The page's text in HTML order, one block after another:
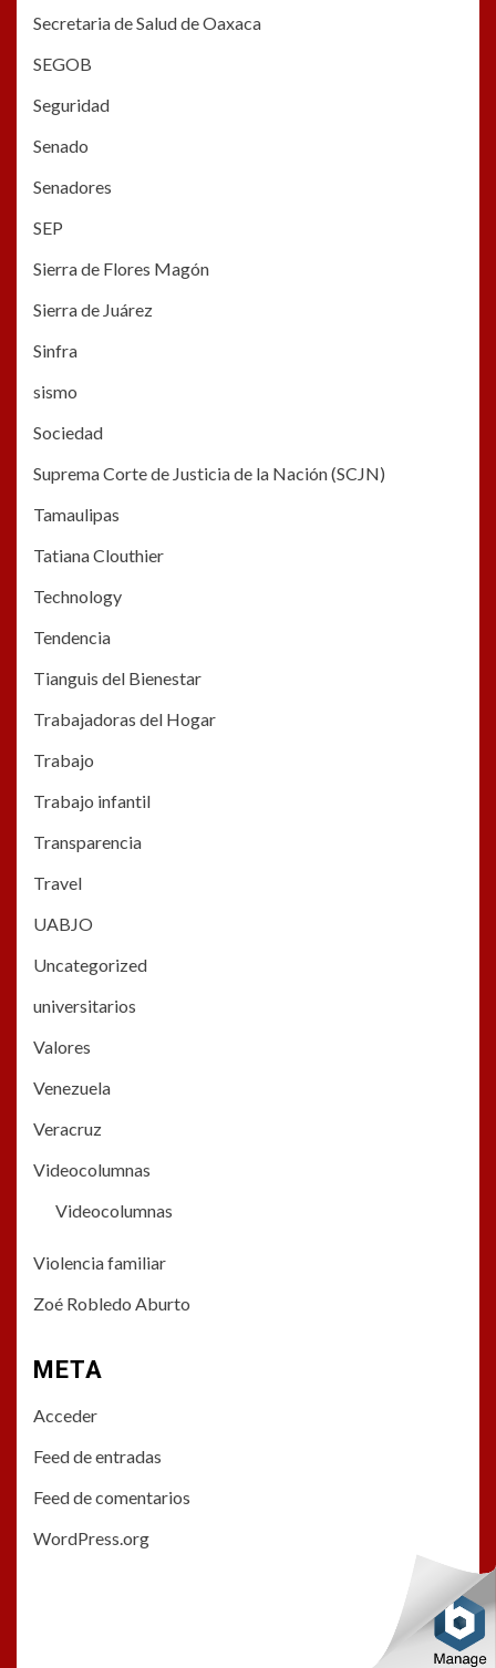
Secretaria de Salud de Oaxaca
SEGOB
Seguridad
Senado
Senadores
SEP
Sierra de Flores Magón
Sierra de Juárez
Sinfra
sismo
Sociedad
Suprema Corte de Justicia de la Nación (SCJN)
Tamaulipas
Tatiana Clouthier
Technology
Tendencia
Tianguis del Bienestar
Trabajadoras del Hogar
Trabajo
Trabajo infantil
Transparencia
Travel
UABJO
Uncategorized
universitarios
Valores
Venezuela
Veracruz
Videocolumnas
Videocolumnas
Violencia familiar
Zoé Robledo Aburto
META
Acceder
Feed de entradas
Feed de comentarios
WordPress.org